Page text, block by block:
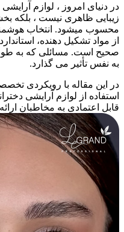
در دنیای امروز ، لوازم آرایشی
زیبایی ظاهری نیست ، بلکه
محسوب میشود. انتخاب
از مواد تشکیل دهنده،
صحیح است. مسائلی که به
به نفس تأثیر می گذارد.
در این مقاله با رویکردی
استفاده از لوازم آرایشی
قابل اعتمادی به مخاطبان